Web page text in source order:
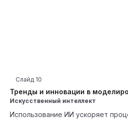
Тренды и инновации в
Слайд 10
Искусственный интеллект
Использование ИИ ускоряет